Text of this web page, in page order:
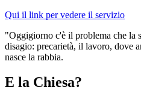
Qui il link per vedere il servizio
"Oggigiorno c'è il problema che la
disagio: precarietà, il lavoro, dove
nasce la rabbia.
E la Chiesa?